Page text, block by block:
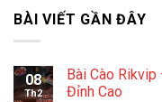
BÀI VIẾT GẦN ĐÂY
08
Th2
Bài Cào
Đỉnh Cao